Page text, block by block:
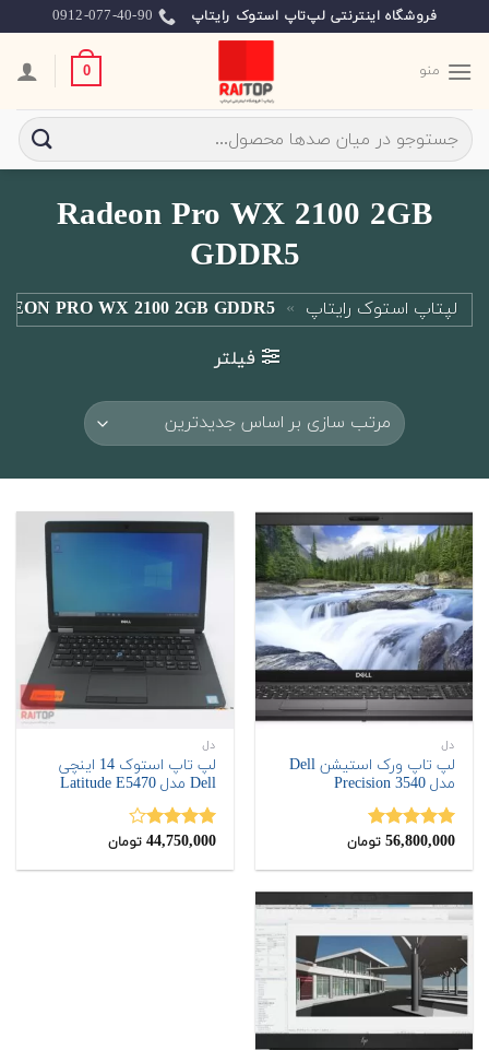
to
content
فروشگاه اینترنتی لپ‌تاپ استوک رایتاپ 0912-077-40-90
منو 0
جستجو
برای:
Radeon Pro WX 2100 2GB
GDDR5
لپتاپ استوک رایتاپ »
PRO WX 2100 2GB GDDR5
فیلتر
دل
لپ تاپ ورک استیشن Dell
مدل Precision 3540
نمره5.00
56,800,000 تومان
دل
لپ تاپ استوک 14 اینچی
Dell مدل Latitude E5470
نمره
44,750,000 تومان